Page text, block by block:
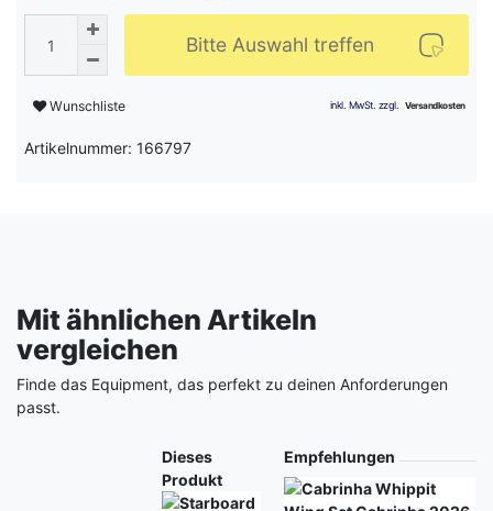
Bitte Auswahl treffen
Wunschliste
Artikelnummer: 166797
Mit ähnlichen Artikeln
vergleichen
Finde das Equipment, das perfekt zu deinen Anforderungen
passt.
Dieses
Produkt
Empfehlungen